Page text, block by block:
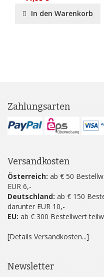
In den Warenkorb
Zahlungsarten
Versandkosten
Österreich: ab € 50
EUR 6,-
Deutschland: ab € 150
darunter EUR 10,-
EU: ab € 300 Bestellwert
[Details Versandkosten...]
Newsletter